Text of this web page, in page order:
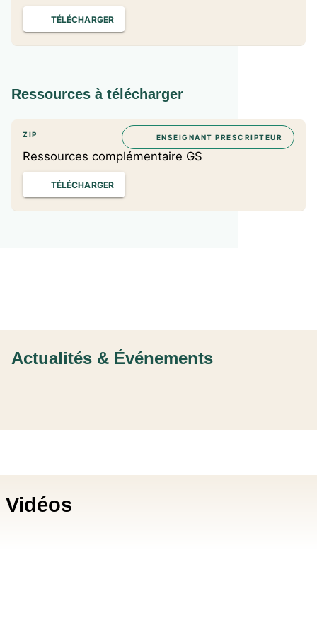
TÉLÉCHARGER
Ressources à télécharger
ZIP
Ressources complémentaire GS
ENSEIGNANT PRESCRIPTEUR
TÉLÉCHARGER
Actualités & Événements
Vidéos